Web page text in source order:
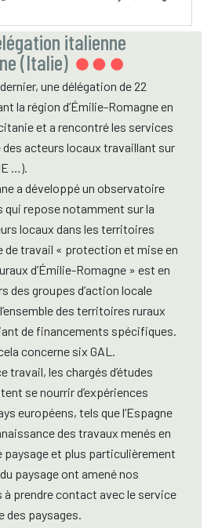
italienne
(Italie)
une délégation de 22
la région d’Émilie-Romagne en
et a rencontré les services
des acteurs locaux travaillant sur
…).
a développé un observatoire
qui repose notamment sur la
locaux dans les territoires
de travail « protection et mise en
d’Émilie-Romagne » est en
des groupes d’action locale
des territoires ruraux
de financements spécifiques.
concerne six GAL.
travail, les chargés d’études
se nourrir d’expériences
européens, tels que l’Espagne
des travaux menés en
paysage et plus particulièrement
paysage ont amené nos
prendre contact avec le service
des paysages.